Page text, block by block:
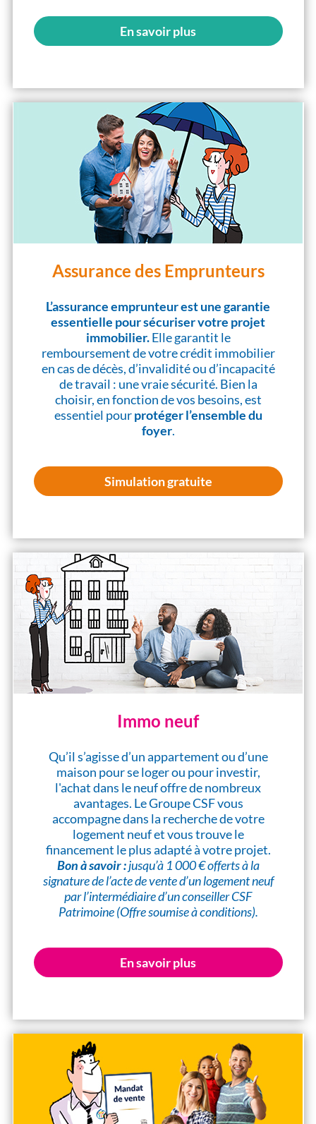
En savoir plus
Assurance des Emprunteurs
L’assurance emprunteur est une garantie
essentielle pour sécuriser votre projet
immobilier.Elle garantit le
remboursement de votre crédit immobilier
en cas de décès, d’invalidité ou d’incapacité
de travail : une vraie sécurité. Bien la
choisir, en fonction de vos besoins, est
essentiel pourprotéger l’ensemble du
foyer.
Simulation gratuite
Immo neuf
Qu’il s’agisse d’un appartement ou d’une
maison pour se loger ou pour investir,
l'achat dans le neuf offre de nombreux
avantages. Le Groupe CSF vous
accompagne dans la recherche de votre
logement neuf et vous trouve le
financement le plus adapté à votre projet.
Bon à savoir :jusqu’à 1 000 € offerts à la
signature de l’acte de vente d’un logement neuf
par l’intermédiaire d’un conseiller CSF
Patrimoine (Offre soumise à conditions).
En savoir plus